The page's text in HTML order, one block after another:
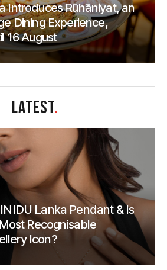
Introduces Rūhāniyat, an
Dining Experience,
16 August
LATEST.
Lanka Pendant & Is
Recognisable
Icon?